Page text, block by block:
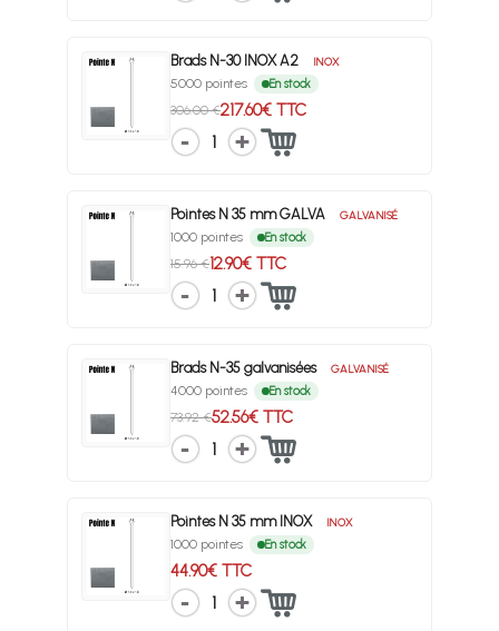
Brads N-30 INOX A2 INOX
5000 pointes En stock
306.00 €217.60€ TTC
1
Pointes N 35 mm GALVA GALVANISÉ
1000 pointes En stock
15.96 €12.90€ TTC
1
Brads N-35 galvanisées GALVANISÉ
4000 pointes En stock
73.92 €52.56€ TTC
1
Pointes N 35 mm INOX INOX
1000 pointes En stock
44.90€ TTC
1